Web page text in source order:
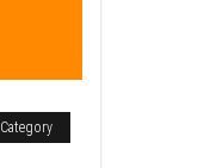
Category